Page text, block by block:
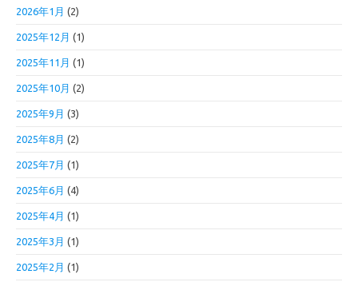
2026年1月 (2)
2025年12月 (1)
2025年11月 (1)
2025年10月 (2)
2025年9月 (3)
2025年8月 (2)
2025年7月 (1)
2025年6月 (4)
2025年4月 (1)
2025年3月 (1)
2025年2月 (1)